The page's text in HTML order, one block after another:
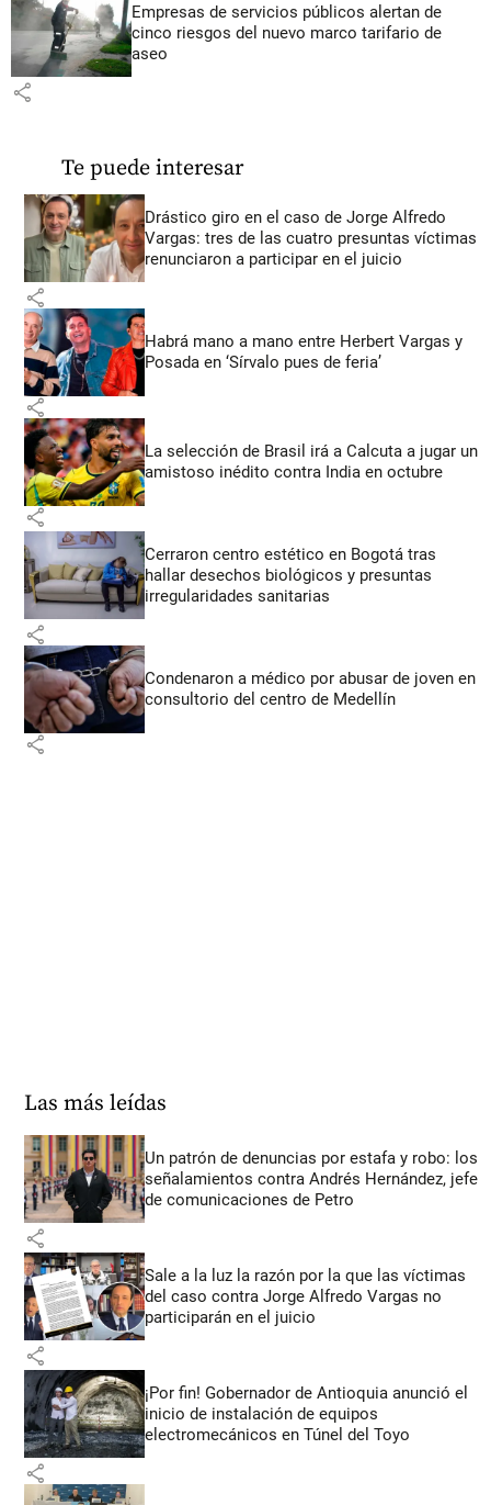
Empresas de servicios públicos alertan de
cinco riesgos del nuevo marco tarifario de
aseo
share
Te puede interesar
Drástico giro en el caso de Jorge Alfredo
Vargas: tres de las cuatro presuntas víctimas
renunciaron a participar en el juicio
share
Habrá mano a mano entre Herbert Vargas y
Posada en ‘Sírvalo pues de feria’
share
La selección de Brasil irá a Calcuta a jugar un
amistoso inédito contra India en octubre
share
Cerraron centro estético en Bogotá tras
hallar desechos biológicos y presuntas
irregularidades sanitarias
share
Condenaron a médico por abusar de joven en
consultorio del centro de Medellín
share
Las más leídas
Un patrón de denuncias por estafa y robo: los
señalamientos contra Andrés Hernández, jefe
de comunicaciones de Petro
share
Sale a la luz la razón por la que las víctimas
del caso contra Jorge Alfredo Vargas no
participarán en el juicio
share
¡Por fin! Gobernador de Antioquia anunció el
inicio de instalación de equipos
electromecánicos en Túnel del Toyo
share